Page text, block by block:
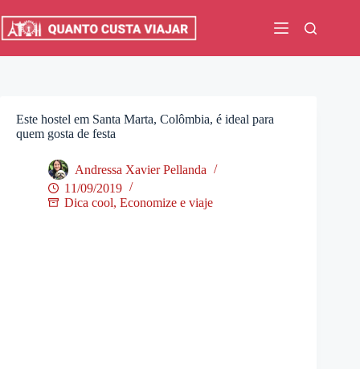
para
Este hostel em Santa Marta, Colômbia, é ideal para
quem gosta de festa
Andressa Xavier Pellanda
11/09/2019
Dica cool, Economize e viaje